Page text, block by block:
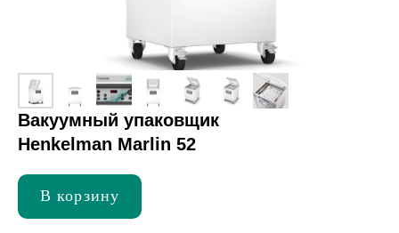
Вакуумный упаковщик
Henkelman Marlin 52
В корзину